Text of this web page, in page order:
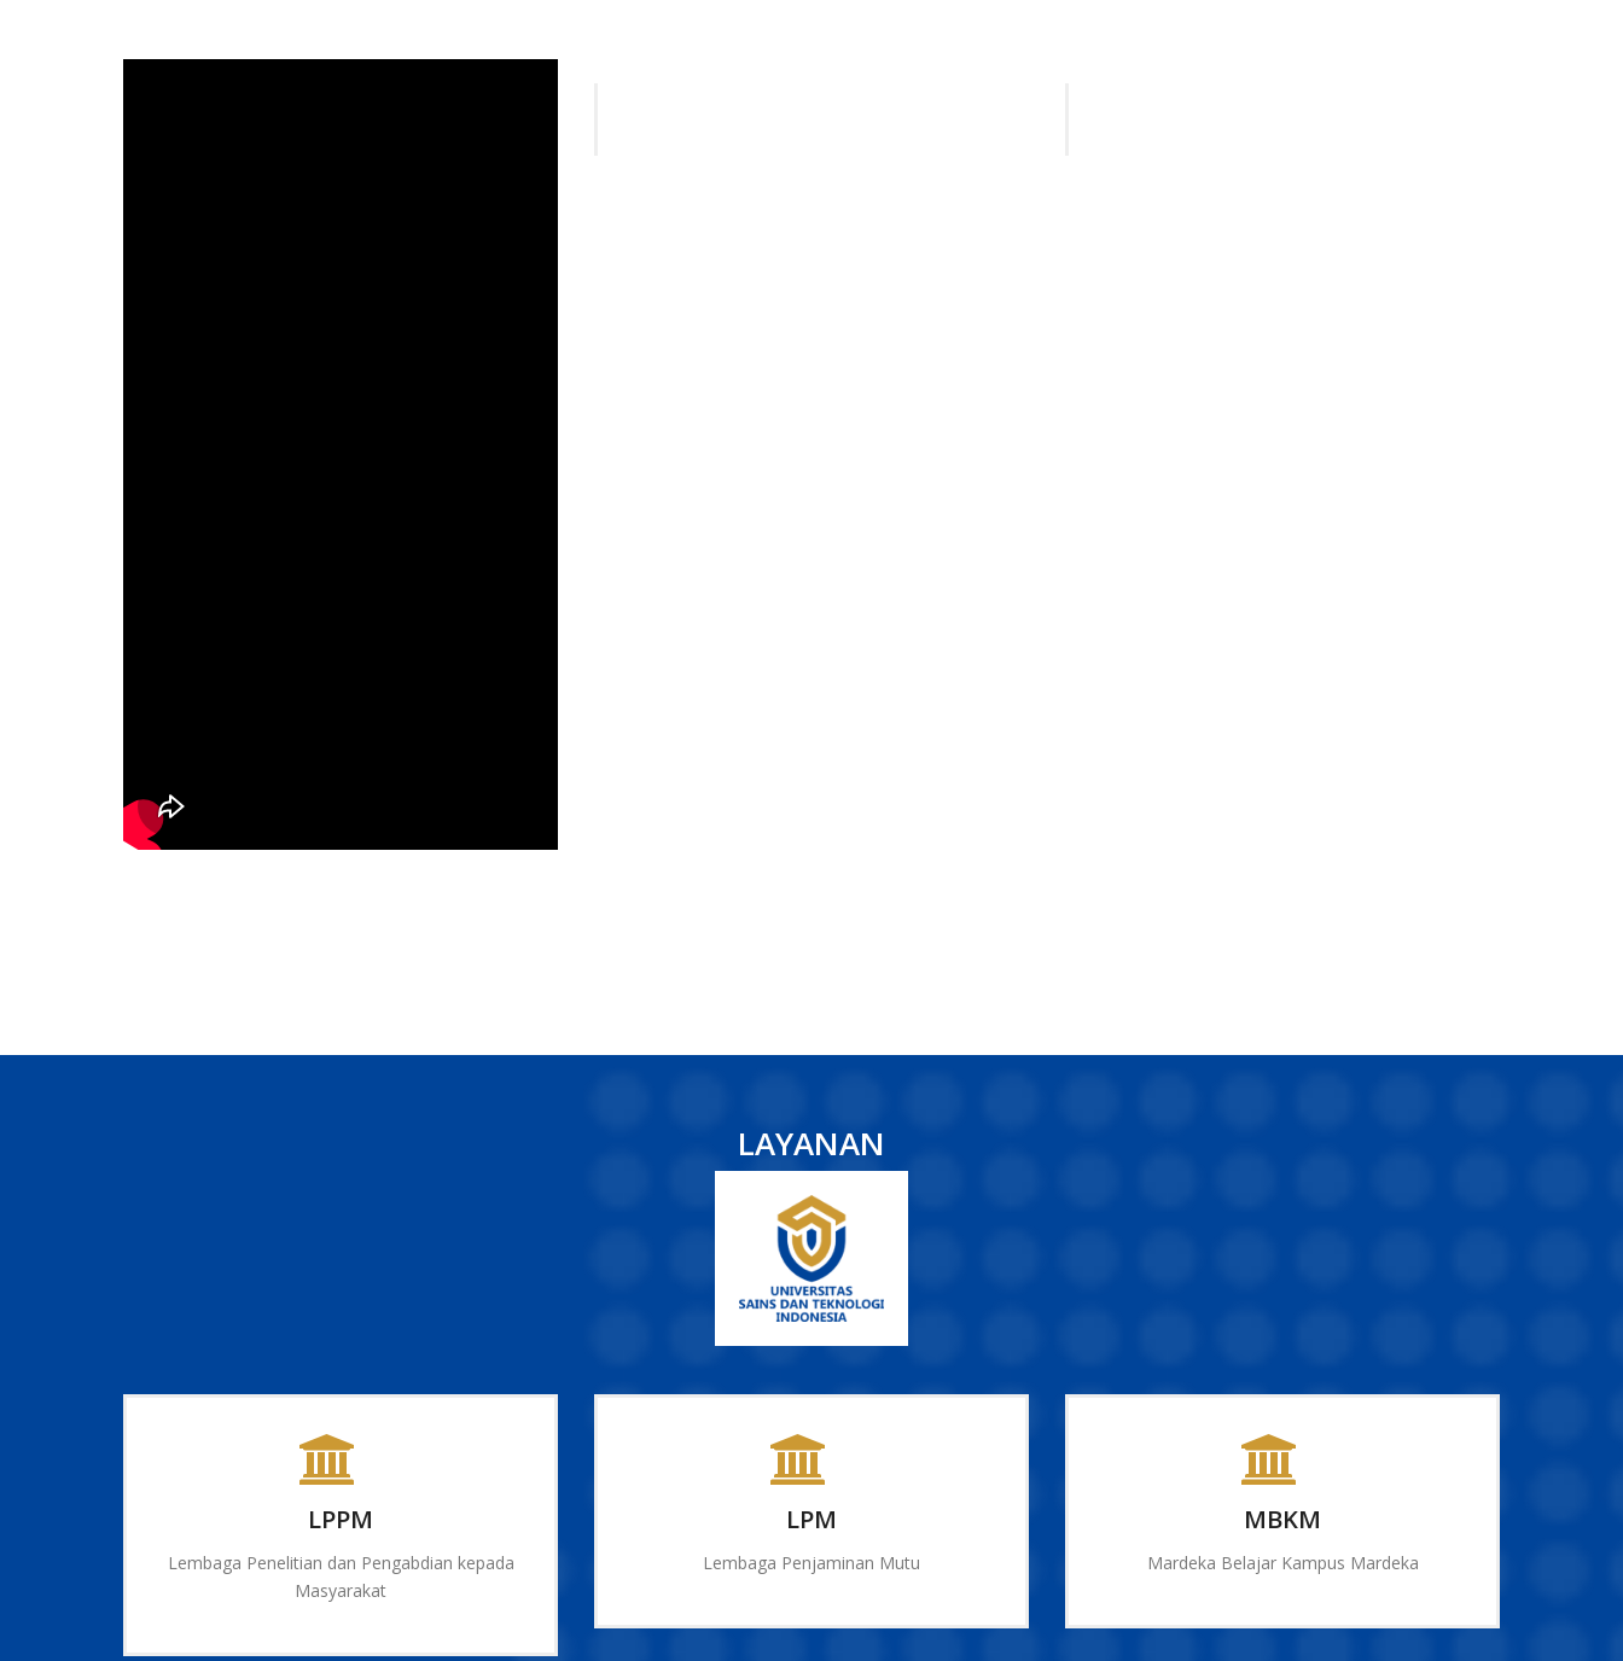
LAYANAN
LPPM
Lembaga Penelitian dan Pengabdian kepada
Masyarakat
LPM
Lembaga Penjaminan Mutu
MBKM
Mardeka Belajar Kampus Mardeka